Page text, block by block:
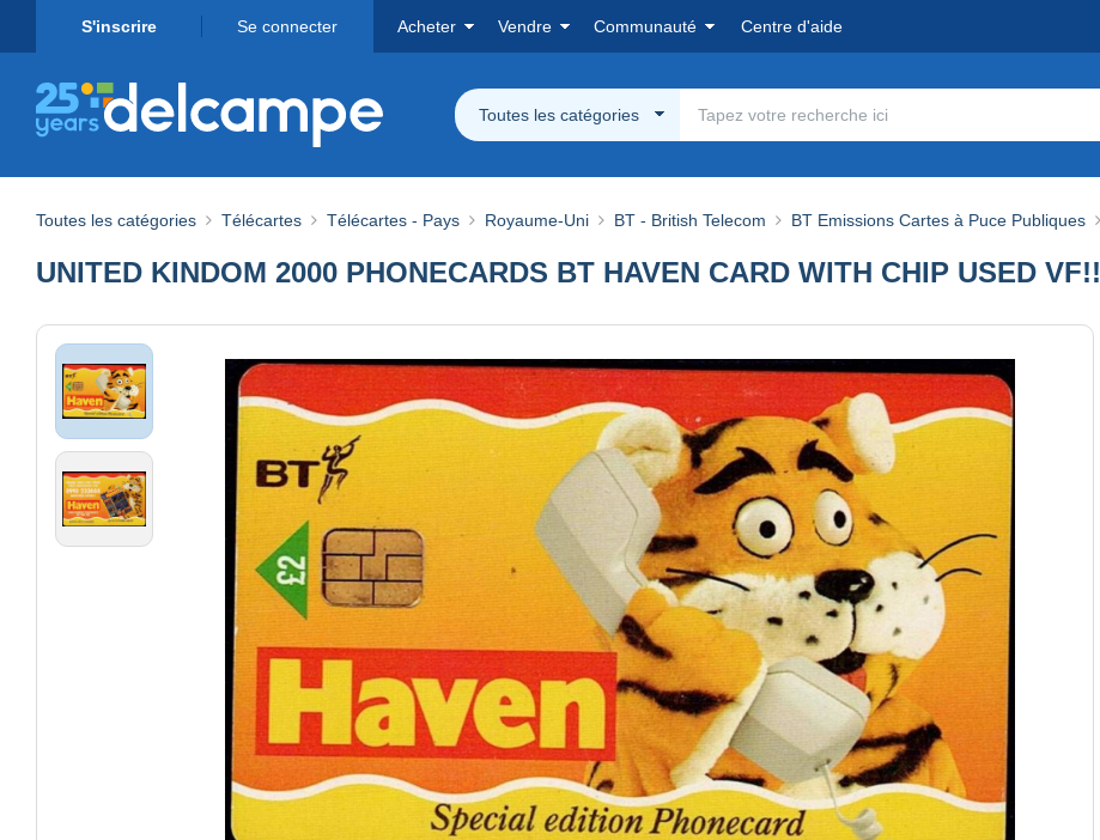
S'inscrire Se connecter Acheter Vendre Communauté Centre d'aide
Toutes les catégories
Toutes les catégories Télécartes Télécartes - Pays Royaume-Uni BT - British Telecom BT Emissions Cartes à Puce Publiques
UNITED KINDOM 2000 PHONECARDS BT HAVEN CARD WITH CHIP USED VF!!